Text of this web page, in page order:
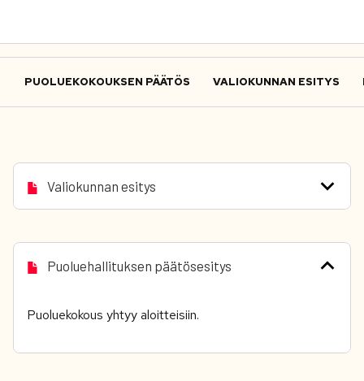
PUOLUEKOKOUKSEN PÄÄTÖS VALIOKUNNAN ESITYS
Valiokunnan esitys
Puoluehallituksen päätösesitys
Puoluekokous yhtyy aloitteisiin.